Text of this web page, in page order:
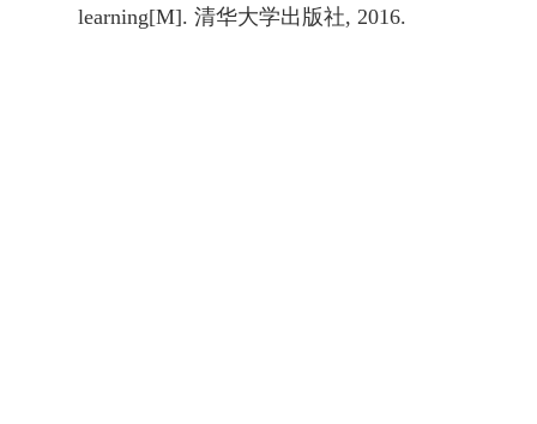
learning[M]. 清华大学出版社, 2016.